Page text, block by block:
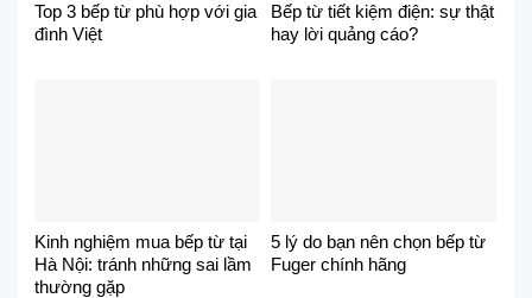
Top 3 bếp từ phù hợp với gia
đình Việt
Bếp từ tiết kiệm điện: sự thật
hay lời quảng cáo?
Kinh nghiệm mua bếp từ tại
Hà Nội: tránh những sai lầm
thường gặp
5 lý do bạn nên chọn bếp từ
Fuger chính hãng